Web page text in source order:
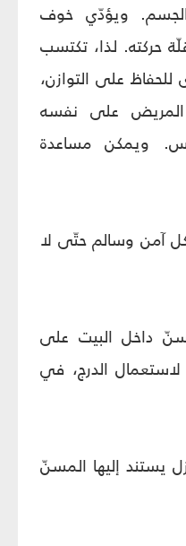
ويؤدّي خوف
حركته. لذا، تكتسب
للحفاظ على التوازن،
المريض على نفسه
ويمكن مساعدة
آمن وسالم حتّى لا
داخل البيت على
الدرج، في
يستند إليها المسنّ